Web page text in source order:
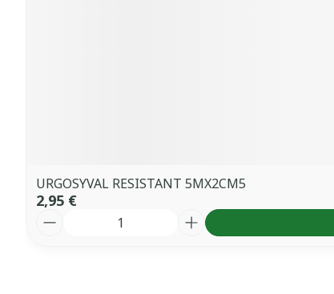
URGOSYVAL RESISTANT 5MX2CM5
2,95 €